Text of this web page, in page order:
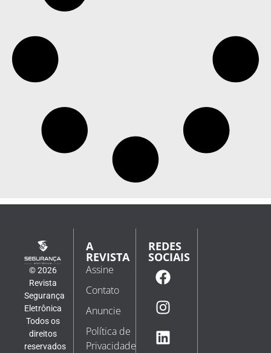
© 2026
Revista
Segurança
Eletrônica
Todos os
direitos
reservados
A
REVISTA
Assine
Contato
Anuncie
Política de
Privacidade
REDES
SOCIAIS